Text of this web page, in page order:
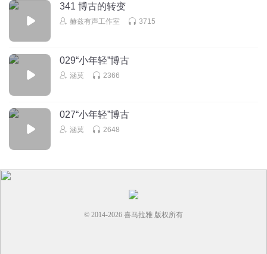
341 博古的转变
赫兹有声工作室 3715
029“小年轻”博古
涵莫 2366
027“小年轻”博古
涵莫 2648
© 2014-2026 喜马拉雅 版权所有